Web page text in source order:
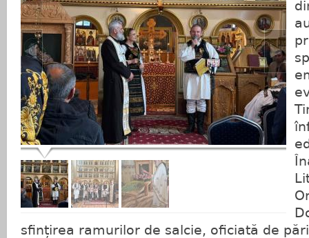
sfințirea ramurilor de salcie, oficiată de